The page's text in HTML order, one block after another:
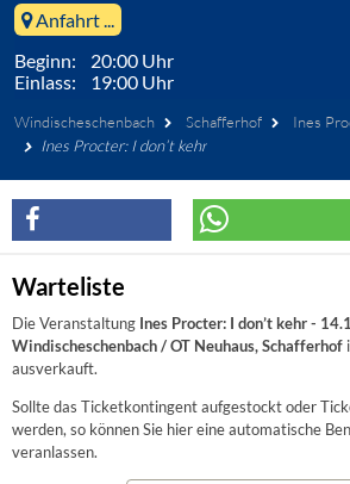
Anfahrt ...
Beginn: 20:00 Uhr
Einlass: 19:00 Uhr
Windischeschenbach Schafferhof
Ines
Ines Procter: I don’t kehr
Warteliste
Die Veranstaltung Ines Procter: I don’t kehr -
Windischeschenbach / OT Neuhaus, Schafferhof
ausverkauft.
Sollte das Ticketkontingent aufgestockt oder
werden, so können Sie hier eine automatische
veranlassen.